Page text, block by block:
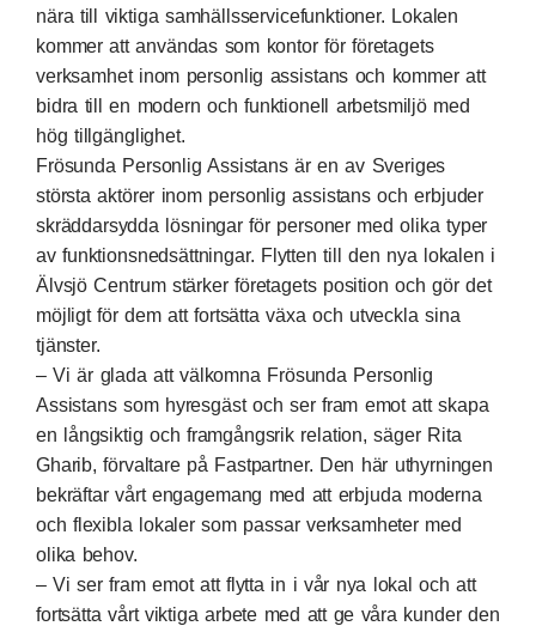
nära till viktiga samhällsservicefunktioner. Lokalen
kommer att användas som kontor för företagets
verksamhet inom personlig assistans och kommer att
bidra till en modern och funktionell arbetsmiljö med
hög tillgänglighet.
Frösunda Personlig Assistans är en av Sveriges
största aktörer inom personlig assistans och erbjuder
skräddarsydda lösningar för personer med olika typer
av funktionsnedsättningar. Flytten till den nya lokalen i
Älvsjö Centrum stärker företagets position och gör det
möjligt för dem att fortsätta växa och utveckla sina
tjänster.
– Vi är glada att välkomna Frösunda Personlig
Assistans som hyresgäst och ser fram emot att skapa
en långsiktig och framgångsrik relation, säger Rita
Gharib, förvaltare på Fastpartner. Den här uthyrningen
bekräftar vårt engagemang med att erbjuda moderna
och flexibla lokaler som passar verksamheter med
olika behov.
– Vi ser fram emot att flytta in i vår nya lokal och att
fortsätta vårt viktiga arbete med att ge våra kunder den